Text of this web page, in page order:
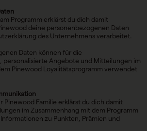
Programm erklärst du dich damit
deine personenbezogenen Daten
des Unternehmens verarbeitet.
Daten können für die
personalisierte Angebote und Mitteilungen im
Pinewood Loyalitätsprogramm verwendet
Pinewood Familie erklärst du dich damit
im Zusammenhang mit dem Programm
zu Punkten, Prämien und